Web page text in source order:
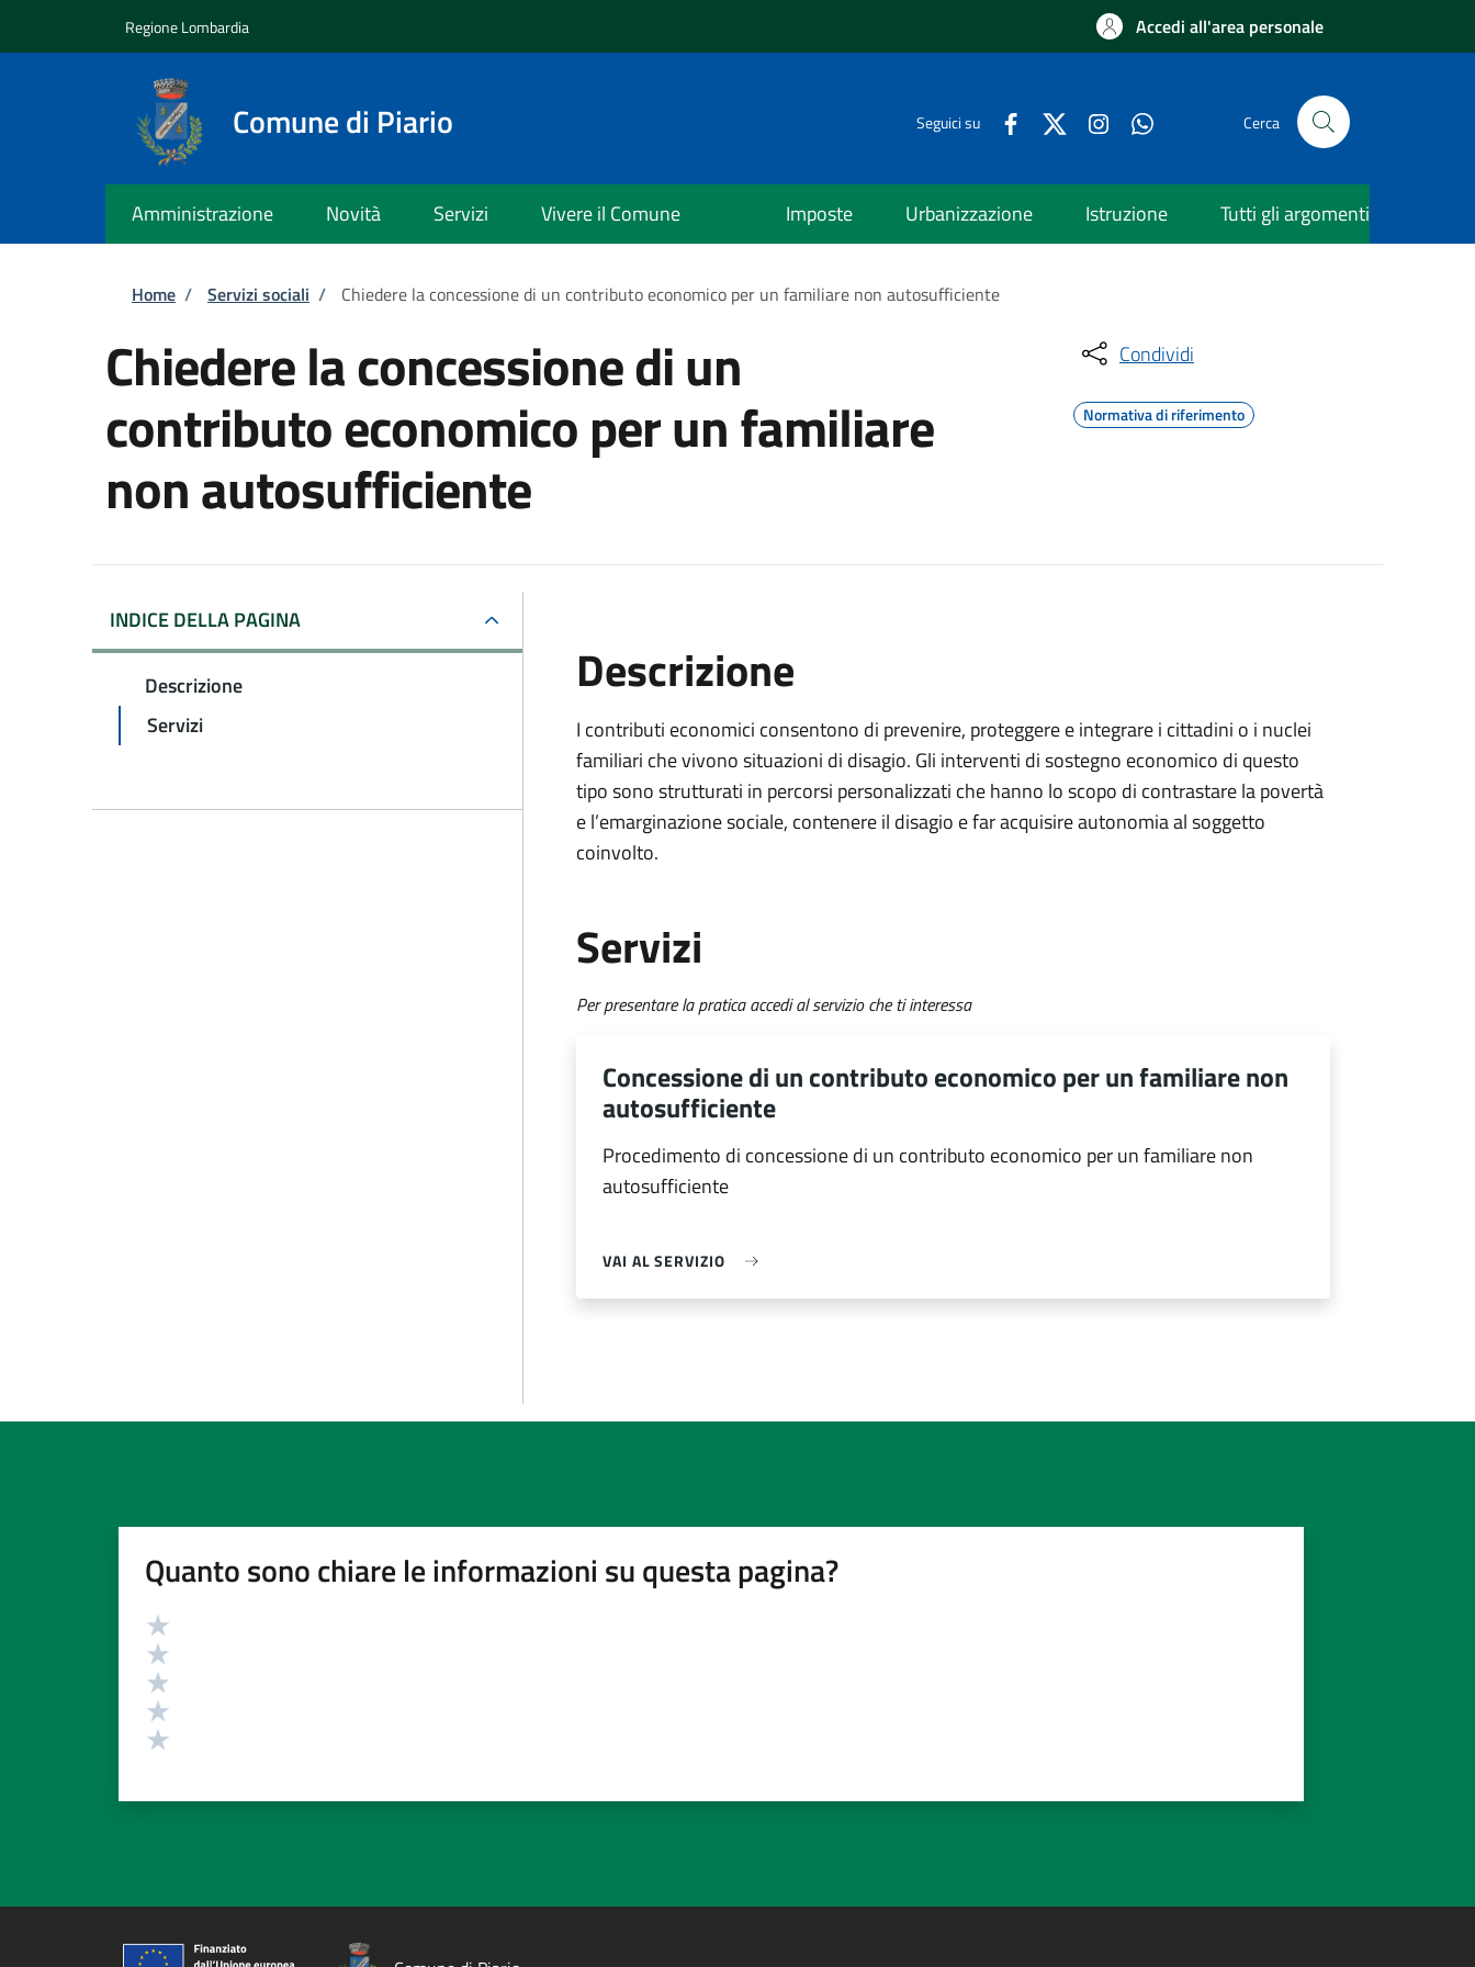
Regione Lombardia Accedi all'area personale
Comune di Piario Seguici su Cerca
Amministrazione Novità Servizi Vivere il Comune Imposte Urbanizzazione Istruzione Tutti gli argomenti
Briciole di pane
Home / Servizi sociali / Chiedere la concessione di un contributo economico per un familiare non autosufficiente
Chiedere la concessione di un
contributo economico per un familiare
non autosufficiente
Condividi
Normativa di riferimento
INDICE DELLA PAGINA
Descrizione
Servizi
Descrizione
I contributi economici consentono di prevenire, proteggere e integrare i cittadini o i nuclei
familiari che vivono situazioni di disagio. Gli interventi di sostegno economico di questo
tipo sono strutturati in percorsi personalizzati che hanno lo scopo di contrastare la povertà
e l’emarginazione sociale, contenere il disagio e far acquisire autonomia al soggetto
coinvolto.
Servizi
Per presentare la pratica accedi al servizio che ti interessa
Concessione di un contributo economico per un familiare non
autosufficiente
Procedimento di concessione di un contributo economico per un familiare non
autosufficiente
VAI AL SERVIZIO
Quanto sono chiare le informazioni su questa pagina?
Valutazione